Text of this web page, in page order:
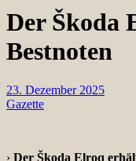
Der Škoda
Bestnoten
23. Dezember 2025
Gazette
› Der Škoda Elroq